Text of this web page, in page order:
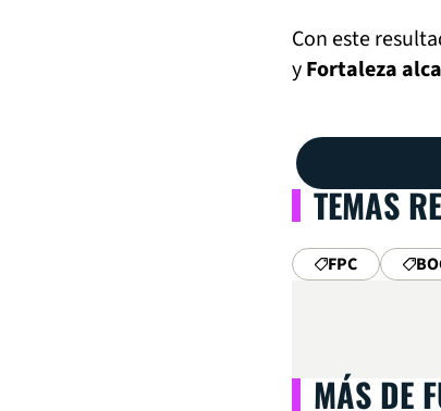
Con este
yFortaleza
TEMAS
FPC
MÁS DE